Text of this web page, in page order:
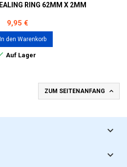
RING 62MM X 2MM
Preis
9,95 €
In den Warenkorb
Auf Lager
ZUM SEITENANFANG 

